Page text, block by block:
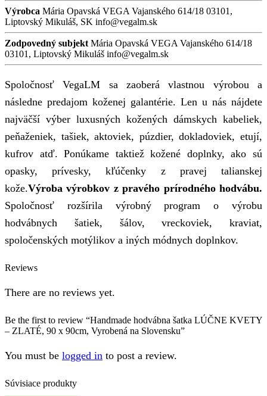
Výrobca Mária Opavská VEGA Vajanského 614/18 03101,
Liptovský Mikuláš, SK info@vegalm.sk
Zodpovedný subjekt Mária Opavská VEGA Vajanského 614/18
03101, Liptovský Mikuláš info@vegalm.sk
Spoločnosť VegaLM sa zaoberá vlastnou výrobou a
následne predajom koženej galantérie. Len u nás nájdete
najväčší výber luxusných kožených dámskych kabeliek,
peňaženiek, tašiek, aktoviek, púzdier, dokladoviek, etují,
kufrov atď. Ponúkame taktiež kožené doplnky, ako sú
opasky, prívesky, kľúčenky z pravej talianskej
kože.Výroba výrobkov z pravého prírodného hodvábu.
Spoločnosť rozšírila výrobný program o výrobu
hodvábnych šatiek, šálov, vreckoviek, kraviat,
spoločenských motýlikov a iných módnych doplnkov.
Reviews
There are no reviews yet.
Be the first to review “Handmade hodvábna šatka LÚČNE KVETY
– ZLATÉ, 90 x 90cm, Vyrobená na Slovensku”
You must be logged in to post a review.
Súvisiace produkty